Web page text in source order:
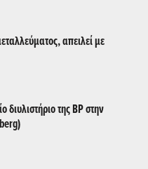
απειλεί με
διυλιστήριο της BP στην